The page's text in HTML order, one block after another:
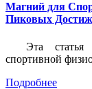
Магний для
Пиковых
Эта
спортивной
Подробнее